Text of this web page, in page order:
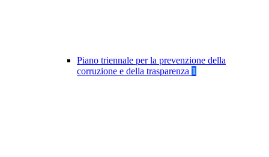
Piano triennale per la prevenzione della
corruzione e della trasparenza 1